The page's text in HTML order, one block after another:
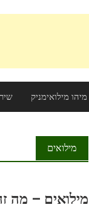
מיהו מילואימניק
מילואים
מילואים – מה